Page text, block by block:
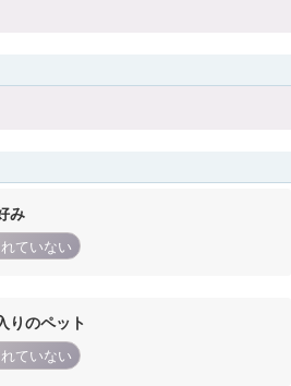
み
ていない
りのペット
ていない